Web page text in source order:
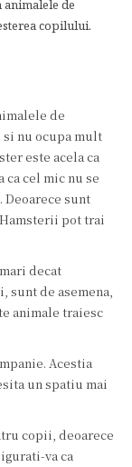
de
copilului.
de
nu ocupa mult
este acela ca
ca cel mic nu se
sunt
pot trai
decat
sunt de asemena,
animale traiesc
Acestia
un spatiu mai
copii, deoarece
va ca